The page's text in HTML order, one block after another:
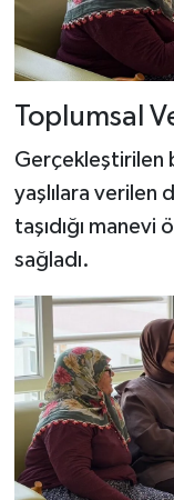
Toplumsal
Gerçekleştirilen
yaşlılara verilen
taşıdığı manevi
sağladı.